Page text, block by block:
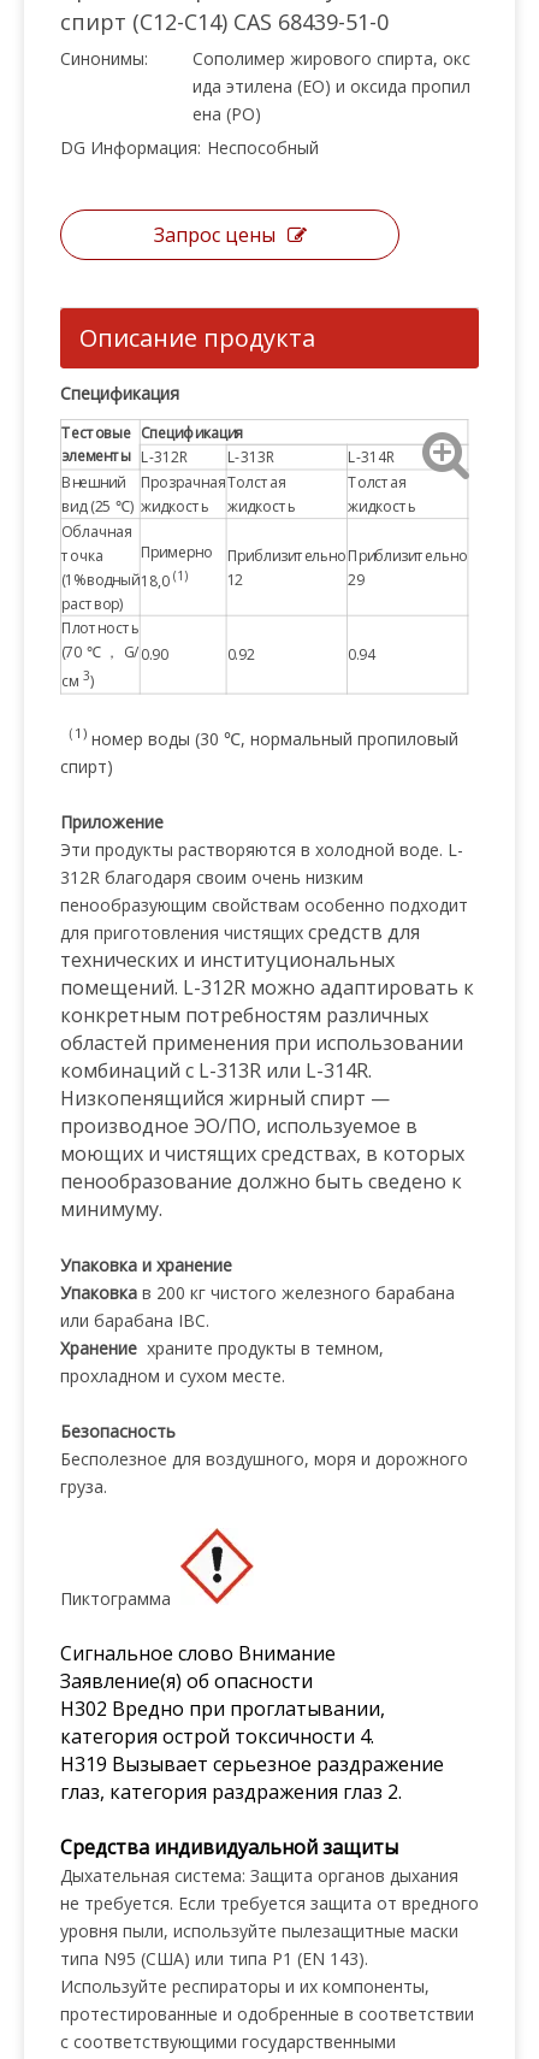
спирт (C12-C14) CAS 68439-51-0
Синонимы:
Сополимер жирового спирта, окс
ида этилена (EO) и оксида пропил
ена (PO)
DG Информация: Неспособный
Запрос цены
Описание продукта
Спецификация
Тестовые
элементы
Спецификация
L-312R
L-313R
L-314R
Внешний
вид (25 ℃)
Прозрачная
жидкость
Толстая
жидкость
Толстая
жидкость
Облачная
точка
(1%водный
раствор)
Примерно
18,0(1)
Приблизительно
12
Приблизительно
29
Плотность
(70 ℃ ， G/
см3)
0.90 0.92 0.94
（1) номер воды (30 ℃, нормальный пропиловый
спирт)
Приложение
Эти продукты растворяются в холодной воде. L-
312R благодаря своим очень низким
пенообразующим свойствам особенно подходит
для приготовления чистящих средств для
технических и институциональных
помещений. L-312R можно адаптировать к
конкретным потребностям различных
областей применения при использовании
комбинаций с L-313R или L-314R.
Низкопенящийся жирный спирт —
производное ЭО/ПО, используемое в
моющих и чистящих средствах, в которых
пенообразование должно быть сведено к
минимуму.
Упаковка и хранение
Упаковка в 200 кг чистого железного барабана
или барабана IBC.
Хранение храните продукты в темном,
прохладном и сухом месте.
Безопасность
Бесполезное для воздушного, моря и дорожного
груза.
Пиктограмма
Сигнальное слово Внимание
Заявление(я) об опасности
H302 Вредно при проглатывании,
категория острой токсичности 4.
H319 Вызывает серьезное раздражение
глаз, категория раздражения глаз 2.
Средства индивидуальной защиты
Дыхательная система: Защита органов дыхания
не требуется. Если требуется защита от вредного
уровня пыли, используйте пылезащитные маски
типа N95 (США) или типа P1 (EN 143).
Используйте респираторы и их компоненты,
протестированные и одобренные в соответствии
с соответствующими государственными